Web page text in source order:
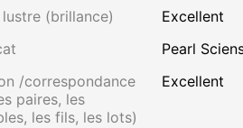
(brillance)
Excellent
Pearl
/correspondance
paires, les
les fils, les lots)
Excellent